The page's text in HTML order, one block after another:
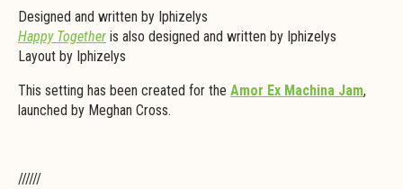
Designed and written by Iphizelys
Happy Together is also designed and written by Iphizelys
Layout by Iphizelys
This setting has been created for the Amor Ex Machina Jam,
launched by Meghan Cross.
//////